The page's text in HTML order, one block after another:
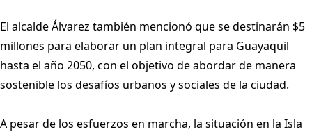
El alcalde Álvarez también mencionó que se destinarán $5
millones para elaborar un plan integral para Guayaquil
hasta el año 2050, con el objetivo de abordar de manera
sostenible los desafíos urbanos y sociales de la ciudad.
A pesar de los esfuerzos en marcha, la situación en la Isla